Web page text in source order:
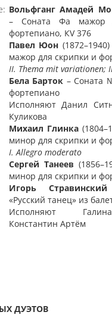
Вольфганг Амадей
– Соната Фа мажор
фортепиано, КV 376
Павел Юон
мажор для скрипки и
II. Thema mit variationen;
Бела Барток – Соната
фортепиано
Исполняют Данил
Куликова
Михаил Глинка
минор для скрипки и
I.Allegro moderato
Сергей Танеев
минор для скрипки и
Игорь Стравинский
«Русский танец» из
Исполняют
Константин Артём
ДУЭТОВ